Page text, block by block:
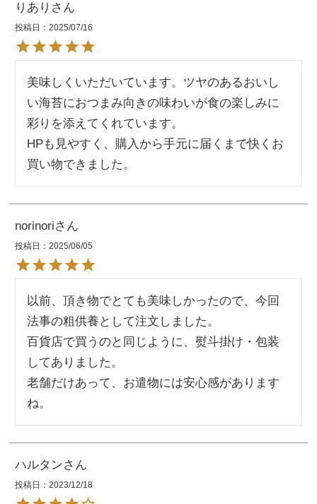
りあり
投稿日 2025/07/16
美味しくいただいています。ツヤのあるおいし
い海苔におつまみ向きの味わいが食の楽しみに
彩りを添えてくれています。
HPも見やすく、購入から手元に届くまで快くお
買い物できました。
norinori
投稿日 2025/06/05
以前、頂き物でとても美味しかったので、今回
法事の粗供養として注文しました。
百貨店で買うのと同じように、熨斗掛け・包装
してありました。
老舗だけあって、お遣物には安心感があります
ね。
ハルタン
投稿日 2023/12/18